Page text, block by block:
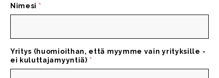
Nimesi *
Yritys (huomioithan, että myymme vain yrityksille -
ei kuluttajamyyntiä) *